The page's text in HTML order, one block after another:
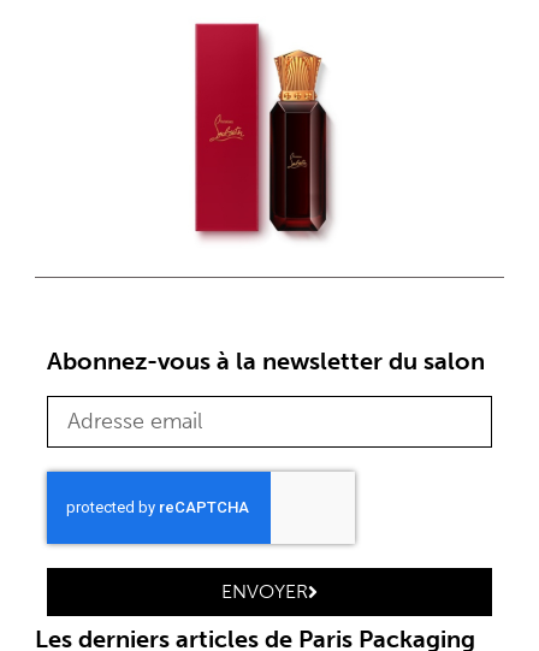
Abonnez-vous à la newsletter du salon
ENVOYER
Les derniers articles de Paris Packaging